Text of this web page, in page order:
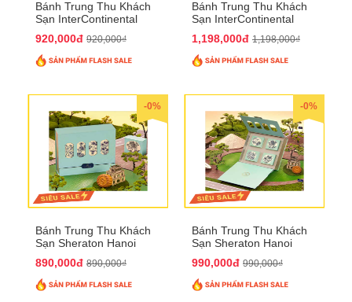
Bánh Trung Thu Khách
Sạn InterContinental
QTTT26
920,000đ 920,000₫
Bánh Trung Thu Khách
Sạn InterContinental
QTTT27
1,198,000đ 1,198,000₫
-0%
Bánh Trung Thu Khách
Sạn Sheraton Hanoi
890,000đ 890,000₫
-0%
Bánh Trung Thu Khách
Sạn Sheraton Hanoi
990,000đ 990,000₫